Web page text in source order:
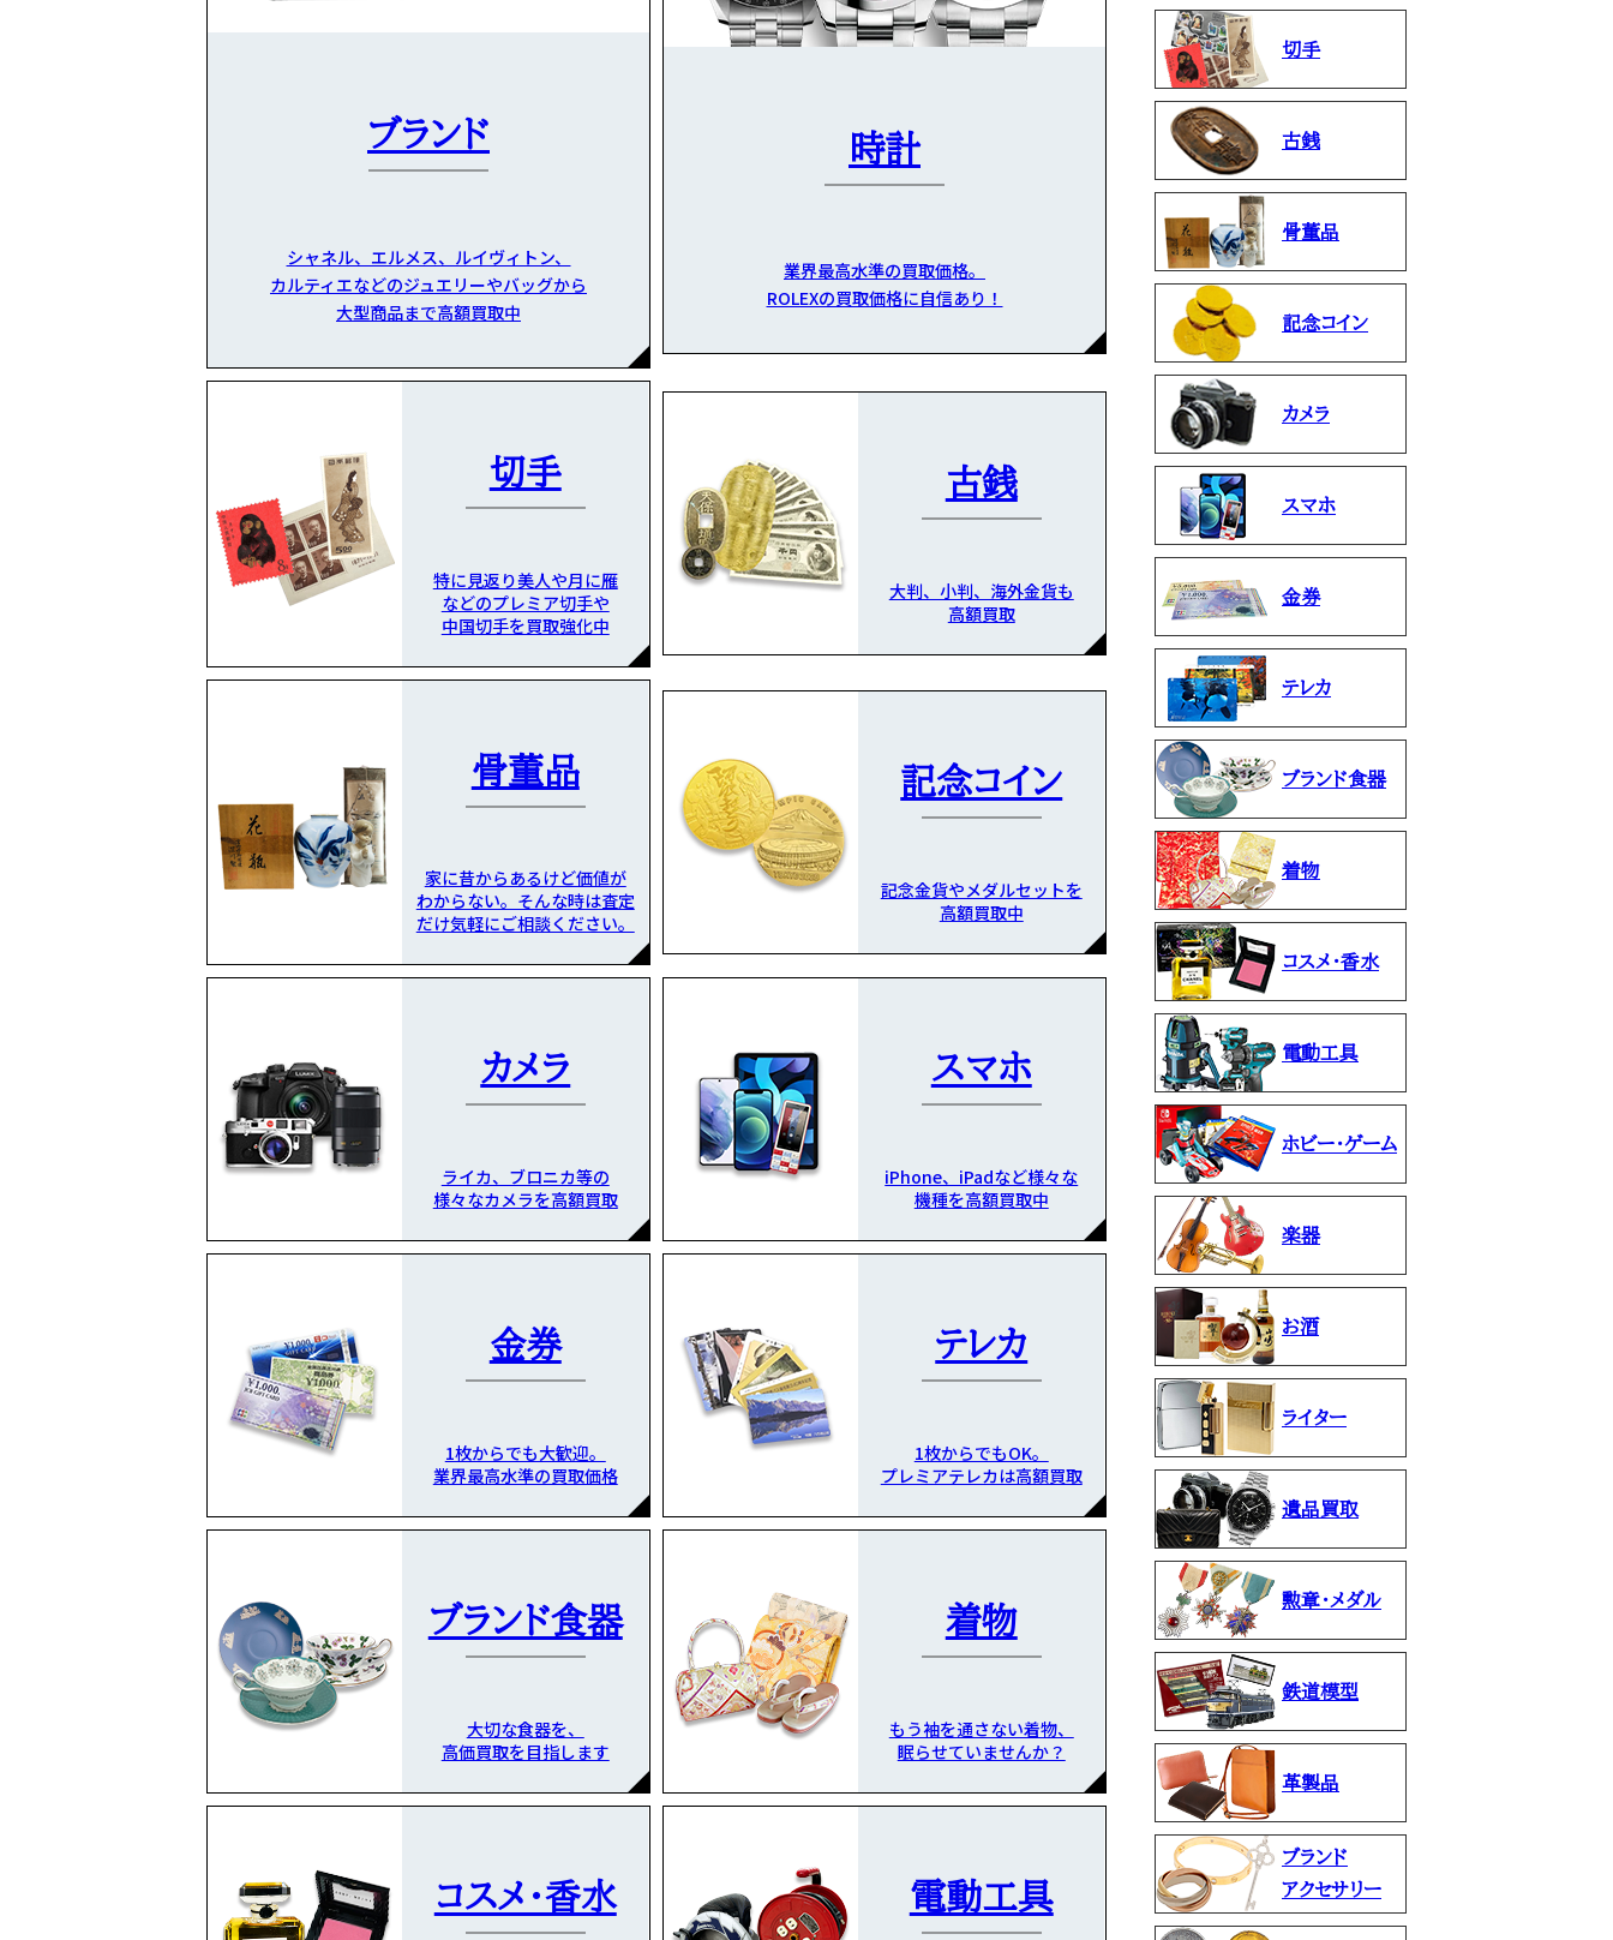
ブランド
シャネル、エルメス、ルイヴィトン、
カルティエなどのジュエリーやバッグから
大型商品まで高額買取中
時計
業界最高水準の買取価格。
ROLEXの買取価格に自信あり！
切手
特に見返り美人や月に雁
などのプレミア切手や
中国切手を買取強化中
古銭
大判、小判、海外金貨も
高額買取
骨董品
家に昔からあるけど価値が
わからない。そんな時は査定
だけ気軽にご相談ください。
記念コイン
記念金貨やメダルセットを
高額買取中
カメラ
ライカ、ブロニカ等の
様々なカメラを高額買取
スマホ
iPhone、iPadなど様々な
機種を高額買取中
金券
1枚からでも大歓迎。
業界最高水準の買取価格
テレカ
1枚からでもOK。
プレミアテレカは高額買取
ブランド食器
大切な食器を、
高価買取を目指します
着物
もう袖を通さない着物、
眠らせていませんか？
コスメ・香水 電動工具
切手
古銭
骨董品
記念コイン
カメラ
スマホ
金券
テレカ
ブランド食器
着物
コスメ・香水
電動工具
ホビー・ゲーム
楽器
お酒
ライター
遺品買取
勲章・メダル
鉄道模型
革製品
ブランド
アクセサリー